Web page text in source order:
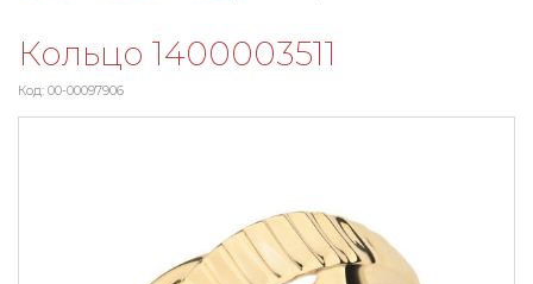
Кольцо 1400003511
Код: 00-00097906